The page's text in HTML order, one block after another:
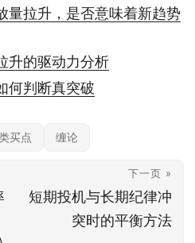
量拉升，是否意味着新趋势
升的驱动力分析
何判断真突破
买点 缠论
下一页 »
短期投机与长期纪律冲
突时的平衡方法